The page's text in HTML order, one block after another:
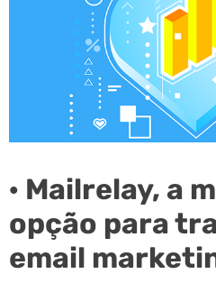
· Mailrelay, a
opção para
email